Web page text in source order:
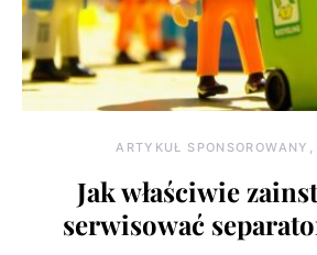
ARTYKUŁ SPONSOROWANY
Jak właściwie
serwisować